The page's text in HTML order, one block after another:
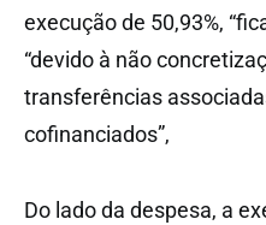
execução de 50,93%,
“devido à não
transferências
cofinanciados”,
Do lado da despesa, a